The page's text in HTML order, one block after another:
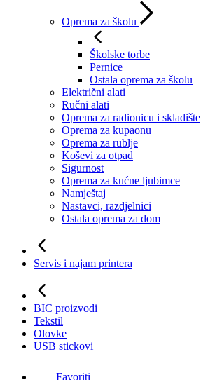
Oprema za školu
Školske torbe
Pernice
Ostala oprema za školu
Električni alati
Ručni alati
Oprema za radionicu i skladište
Oprema za kupaonu
Oprema za rublje
Koševi za otpad
Sigurnost
Oprema za kućne ljubimce
Namještaj
Nastavci, razdjelnici
Ostala oprema za dom
Servis i najam printera
BIC proizvodi
Tekstil
Olovke
USB stickovi
Favoriti